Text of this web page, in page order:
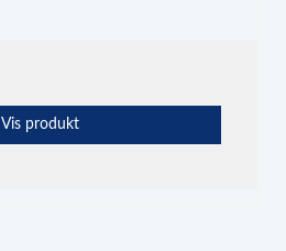
Vis produkt